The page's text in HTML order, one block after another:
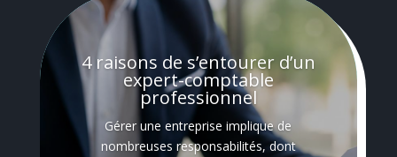
4 raisons de s’entourer d’un
expert-comptable
professionnel
Gérer une entreprise implique de
nombreuses responsabilités, dont